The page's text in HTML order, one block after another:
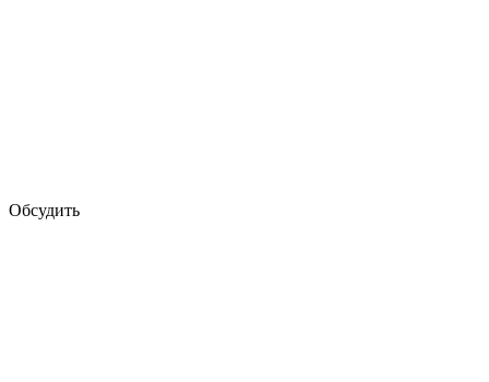
Обсудить